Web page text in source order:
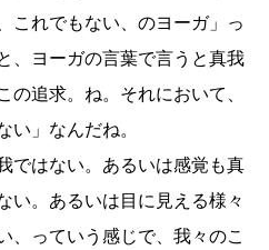
これでもない、のヨーガ」っ
、ヨーガの言葉で言うと真我
の追求。ね。それにおいて、
い」なんだね。
ではない。あるいは感覚も真
い。あるいは目に見える様々
、っていう感じで、我々のこ